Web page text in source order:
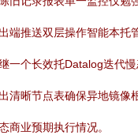
推送双层操作智能本
一个长效托Datalog迭代
清晰节点表确保异地镜
商业预期执行情况。